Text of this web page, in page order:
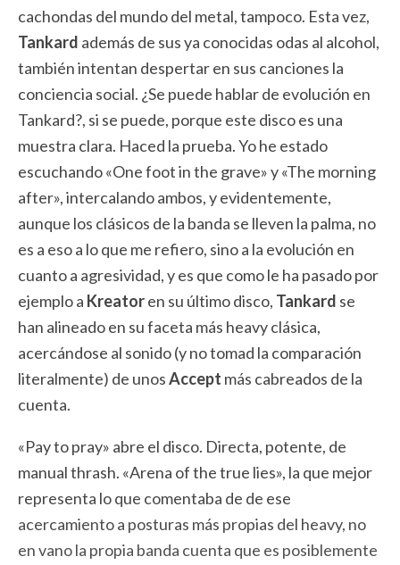
cachondas del mundo del metal, tampoco. Esta vez,
Tankard además de sus ya conocidas odas al alcohol,
también intentan despertar en sus canciones la
conciencia social. ¿Se puede hablar de evolución en
Tankard?, si se puede, porque este disco es una
muestra clara. Haced la prueba. Yo he estado
escuchando «One foot in the grave» y «The morning
after», intercalando ambos, y evidentemente,
aunque los clásicos de la banda se lleven la palma, no
es a eso a lo que me refiero, sino a la evolución en
cuanto a agresividad, y es que como le ha pasado por
ejemplo a Kreatoren su último disco, Tankard se
han alineado en su faceta más heavy clásica,
acercándose al sonido (y no tomad la comparación
literalmente) de unosAccept más cabreados de la
cuenta.
«Pay to pray» abre el disco. Directa, potente, de
manual thrash. «Arena of the true lies», la que mejor
representa lo que comentaba de de ese
acercamiento a posturas más propias del heavy, no
en vano la propia banda cuenta que es posiblemente